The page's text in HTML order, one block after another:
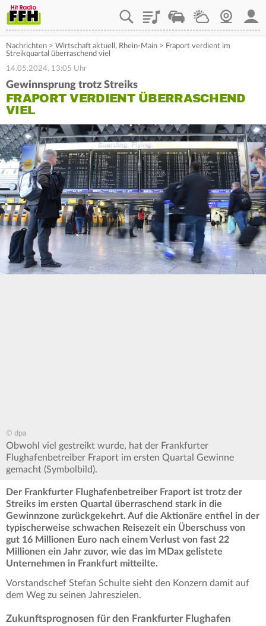
PlaylistStaupilotWetterWebcam
Nachrichten > Wirtschaft aktuell , Rhein-Main > Fraport verdient im
Streikquartal überraschend viel
14.05.2024, 13:05 Uhr
Gewinnsprung trotz Streiks
FRAPORT VERDIENT ÜBERRASCHEND
VIEL
© dpa
Obwohl viel gestreikt wurde, hat der Frankfurter
Flughafenbetreiber Fraport im ersten Quartal Gewinne
gemacht (Symbolbild).
Der Frankfurter Flughafenbetreiber Fraport ist trotz der
Streiks im ersten Quartal überraschend stark in die
Gewinnzone zurückgekehrt. Auf die Aktionäre entfiel in der
typischerweise schwachen Reisezeit ein Überschuss von
gut 16 Millionen Euro nach einem Verlust von fast 22
Millionen ein Jahr zuvor, wie das im MDax gelistete
Unternehmen in Frankfurt mitteilte.
Vorstandschef Stefan Schulte sieht den Konzern damit auf
dem Weg zu seinen Jahreszielen.
Zukunftsprognosen für den Frankfurter Flughafen